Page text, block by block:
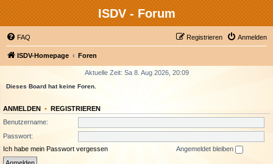
ISDV - Forum
FAQ Anmelden
Registrieren
ISDV-Homepage Foren
Aktuelle Zeit: Sa 8. Aug 2026, 20:09
Dieses Board hat keine Foren.
ANMELDEN • REGISTRIEREN
Benutzername:
Passwort:
Ich habe mein Passwort vergessen
Angemeldet bleiben